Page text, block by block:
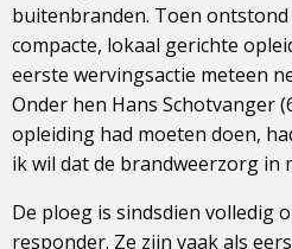
buitenbranden. Toen
compacte, lokaal gerichte
eerste wervingsactie meteen
Onder hen Hans Schotvanger
opleiding had moeten doen,
ik wil dat de brandweerzorg in
De ploeg is sindsdien volledig
responder. Ze zijn vaak als